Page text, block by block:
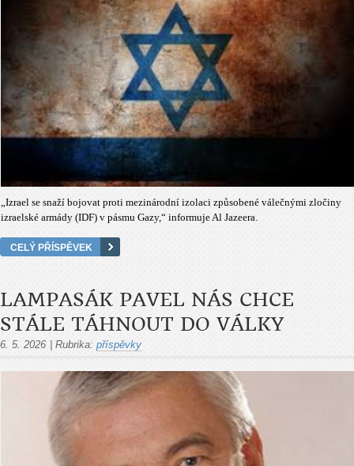
„Izrael se snaží bojovat proti mezinárodní izolaci způsobené válečnými zločiny
izraelské armády (IDF) v pásmu Gazy,“ informuje Al Jazeera.
CELÝ PŘÍSPĚVEK
LAMPASÁK PAVEL NÁS CHCE
STÁLE TÁHNOUT DO VÁLKY
6. 5. 2026 Rubrika: příspěvky